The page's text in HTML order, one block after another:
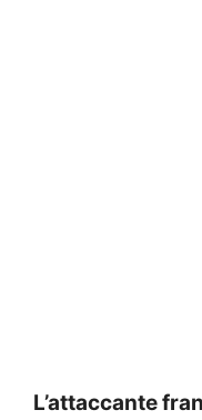
L’attaccante